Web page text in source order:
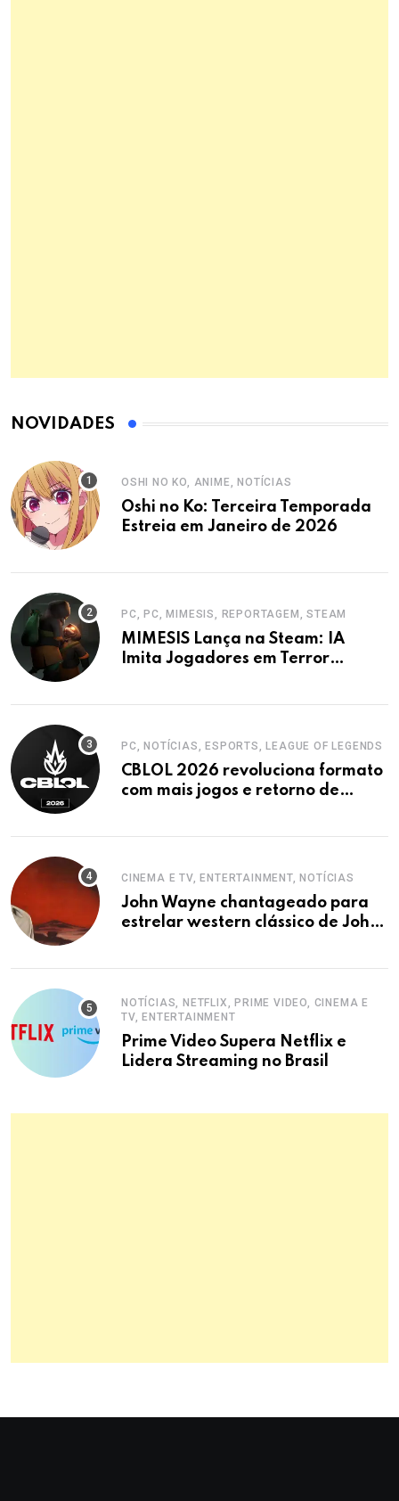
NOVIDADES
OSHI NO KO, ANIME, NOTÍCIAS
Oshi no Ko: Terceira Temporada
Estreia em Janeiro de 2026
PC, PC, MIMESIS, REPORTAGEM, STEAM
MIMESIS Lança na Steam: IA
Imita Jogadores em Terror
PC, NOTÍCIAS, ESPORTS, LEAGUE OF LEGENDS
CBLOL 2026 revoluciona formato
com mais jogos e retorno de
CINEMA E TV, ENTERTAINMENT, NOTÍCIAS
John Wayne chantageado para
estrelar western clássico de John
NOTÍCIAS, NETFLIX, PRIME VIDEO, CINEMA E
TV, ENTERTAINMENT
Prime Video Supera Netflix e
Lidera Streaming no Brasil